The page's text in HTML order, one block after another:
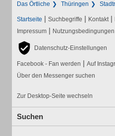
Das Örtliche Thüringen
Startseite | Suchbegriffe | Kontakt |
Impressum | Nutzungsbedingungen
Datenschutz-Einstellungen
Facebook - Fan werden | Auf
Über den Messenger suchen
Zur Desktop-Seite wechseln
Suchen